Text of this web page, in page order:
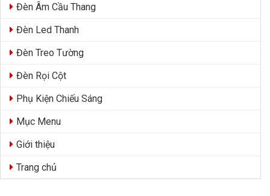
Đèn Âm Cầu Thang
Đèn Led Thanh
Đèn Treo Tường
Đèn Rọi Cột
Phụ Kiện Chiếu Sáng
Mục Menu
Giới thiệu
Trang chủ